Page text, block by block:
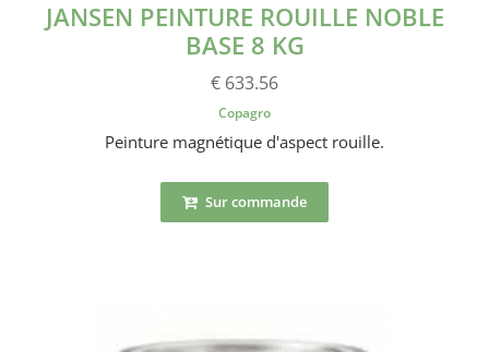
JANSEN PEINTURE ROUILLE NOBLE
BASE 8 KG
€ 633.56
Copagro
Peinture magnétique d'aspect rouille.
Sur commande